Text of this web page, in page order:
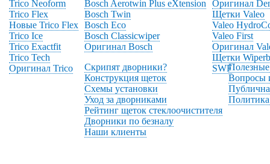
Trico Neoform
Trico Flex
Новые Trico Flex
Trico Ice
Trico Exactfit
Trico Tech
Оригинал Trico
Bosch Aerotwin Plus eXtension
Bosch Twin
Bosch Eco
Bosch Classicwiper
Оригинал Bosch
Оригинал
Щетки Valeo
Valeo
Valeo First
Оригинал
Щетки
SWF
Скрипят дворники?
Конструкция щеток
Схемы установки
Уход за дворниками
Рейтинг щеток стеклоочистителя
Дворники по безналу
Наши клиенты
Вопросы